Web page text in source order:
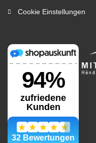
Cookie Einstellungen